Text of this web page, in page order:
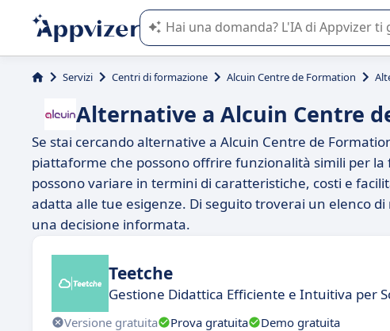
L'IA di Appvizer vi guida nell'utilizzo o
Servizi Centri di formazione Alcuin Centre de Formation
Alternative a Alcuin Centre
Se stai cercando alternative a Alcuin Centre de
piattaforme che possono offrire funzionalità simili per
possono variare in termini di caratteristiche, costi e
adatta alle tue esigenze. Di seguito troverai un elenco
una decisione informata.
Teetche
Gestione Didattica Efficiente e Intuitiva per
Versione gratuita Prova gratuita Demo gratuita